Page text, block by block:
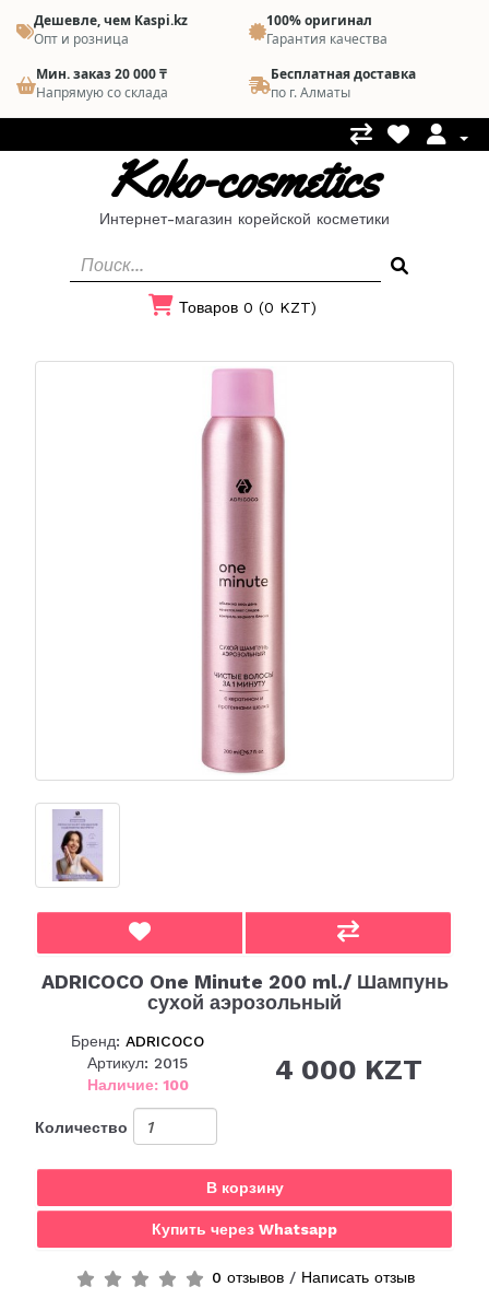
Дешевле, чем Kaspi.kz
Опт и розница
100% оригинал
Гарантия качества
Мин. заказ 20 000 ₸
Напрямую со склада
Бесплатная доставка
по г. Алматы
Koko-cosmetics
Интернет-магазин корейской косметики
Товаров 0 (0 KZT)
ADRICOCO One Minute 200 ml./ Шампунь
сухой аэрозольный
Бренд:ADRICOCO
Артикул: 2015
Наличие: 100
4 000 KZT
Количество
В корзину
Купить через Whatsapp
0 отзывов/ Написать отзыв